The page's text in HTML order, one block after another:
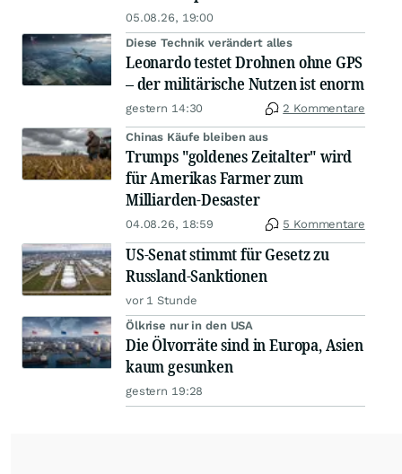
05.08.26, 19:00
Diese Technik verändert alles
Leonardo testet Drohnen ohne GPS
– der militärische Nutzen ist enorm
gestern 14:30 2 Kommentare
Chinas Käufe bleiben aus
Trumps "goldenes Zeitalter" wird
für Amerikas Farmer zum
Milliarden-Desaster
04.08.26, 18:59 5 Kommentare
US-Senat stimmt für Gesetz zu
Russland-Sanktionen
vor 1 Stunde
Ölkrise nur in den USA
Die Ölvorräte sind in Europa, Asien
kaum gesunken
gestern 19:28